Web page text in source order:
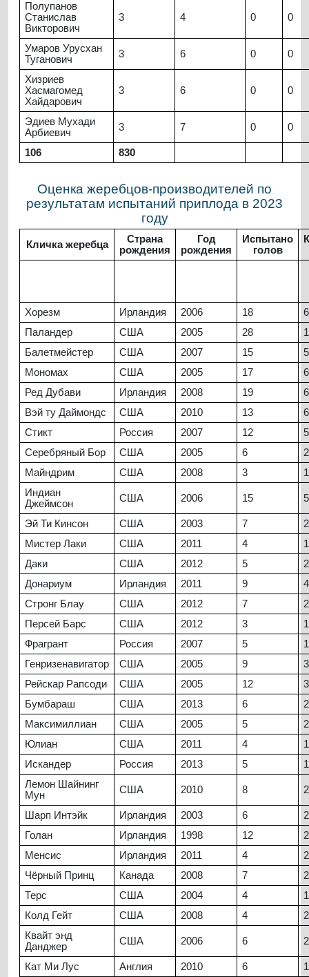
Полупанов
Станислав
Викторович
3 4 0 0
Умаров Урусхан
Туганович
3 6 0 0
Хизриев
Хасмагомед
Хайдарович
3 6 0 0
Эдиев Мухади
Арбиевич
3 7 0 0
106 830
Оценка жеребцов-производителей по
результатам испытаний приплода в 2023
году
Кличка жеребца
Страна
рождения
Год
рождения
Испытано
голов
Хорезм Ирландия 2006 18
Паландер
США 2005 28
Балетмейстер
США 2007 15
Мономах
США 2005 17
Ред Дубави
Ирландия 2008 19
Вэй ту Даймондс
США 2010 13
Стикт
Россия 2007 12
Серебряный Бор
США 2005 6
Майндрим
США 2008 3
Индиан
Джеймсон
США 2006 15
Эй Ти Кинсон США 2003 7
Мистер Лаки
США 2011 4
Даки
США 2012 5
Донариум
Ирландия 2011 9
Стронг Блау
США 2012 7
Персей Барс
США 2012 3
Фрагрант
Россия 2007 5
Генризенавигатор
США 2005 9
Рейскар Рапсоди
США 2005 12
Бумбараш
США 2013 6
Максимиллиан
США 2005 5
Юлиан
США 2011 4
Искандер
Россия 2013 5
Лемон Шайнинг
Мун
США 2010 8
Шарп Интэйк Ирландия 2003 6
Голан
Ирландия 1998 12
Менсис
Ирландия 2011 4
Чёрный Принц
Канада 2008 7
Терс
США 2004 4
Колд Гейт
США 2008 4
Квайт энд
Данджер
США 2006 6
Кат Ми Лус Англия 2010 6